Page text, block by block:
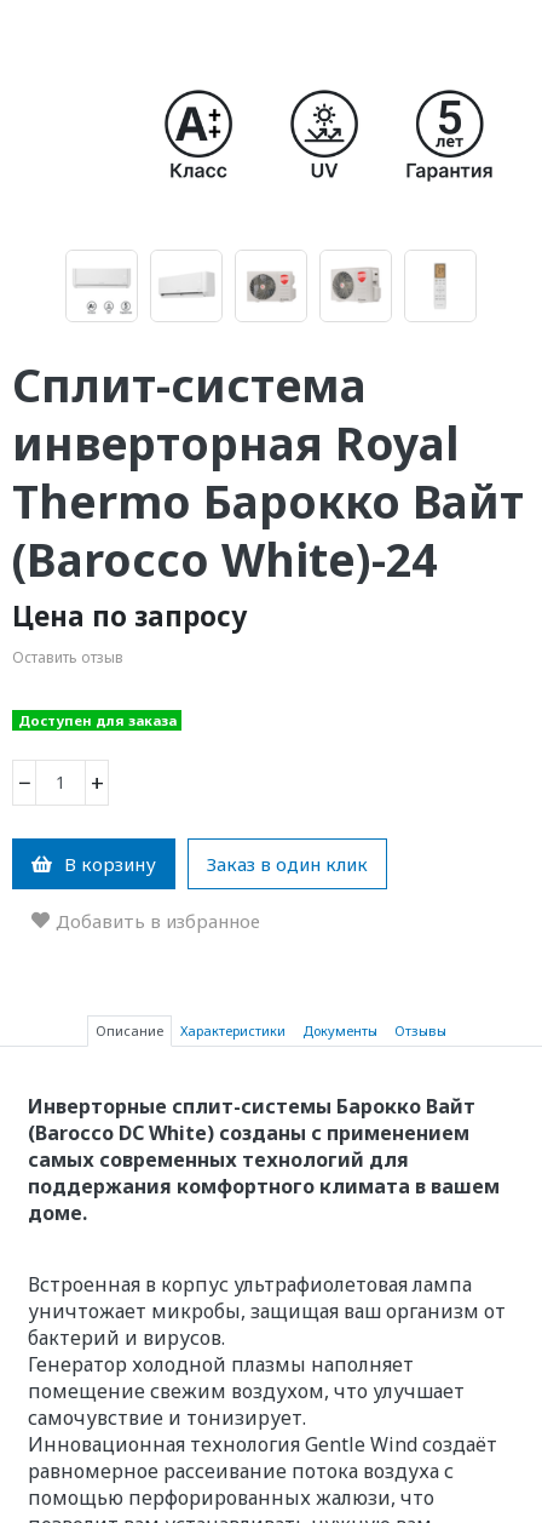
Сплит-система
инверторная Royal
Thermo Барокко Вайт
(Barocco White)-24
Цена по запросу
Оставить отзыв
Доступен для заказа
− +
В корзину Заказ в один клик
Добавить в избранное
Описание Характеристики Документы Отзывы
Инверторные сплит-системы Барокко Вайт
(Barocco DC White) созданы с применением
самых современных технологий для
поддержания комфортного климата в вашем
доме.
Встроенная в корпус ультрафиолетовая лампа
уничтожает микробы, защищая ваш организм от
бактерий и вирусов.
Генератор холодной плазмы наполняет
помещение свежим воздухом, что улучшает
самочувствие и тонизирует.
Инновационная технология Gentle Wind создаёт
равномерное рассеивание потока воздуха с
помощью перфорированных жалюзи, что